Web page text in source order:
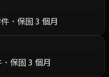
．保固 3 個月
保固 3 個月